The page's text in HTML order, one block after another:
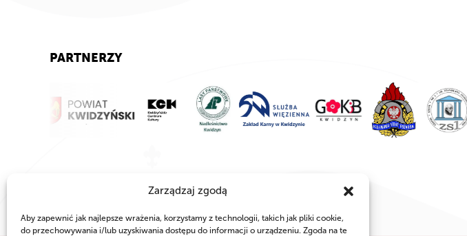
Zarządzaj zgodą
Aby zapewnić jak najlepsze wrażenia, korzystamy z technologii, takich jak pliki cookie,
do przechowywania i/lub uzyskiwania dostępu do informacji o urządzeniu. Zgoda na te
PARTNERZY